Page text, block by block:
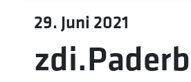
29. Juni 2021